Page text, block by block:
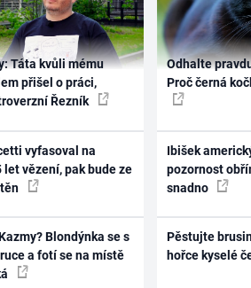
Táta kvůli mému
přišel o práci,
Řezník
vyfasoval na
let vězení, pak bude ze
Blondýnka se s
a fotí se na místě
Odhalte
Proč černá
Ibišek
pozornost
snadno
Pěstujte
hořce kyselé